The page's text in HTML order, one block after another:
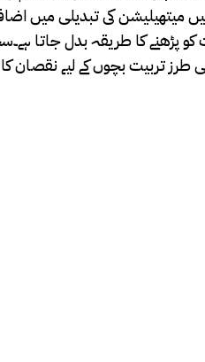
میتھیلیشن کی تبدیلی میں
کا طریقہ بدل جاتا
تربیت بچوں کے لیے نقصان کا